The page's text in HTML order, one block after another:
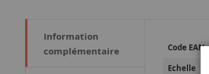
Information
complémentaire
d’information
Code EAN
Echelle